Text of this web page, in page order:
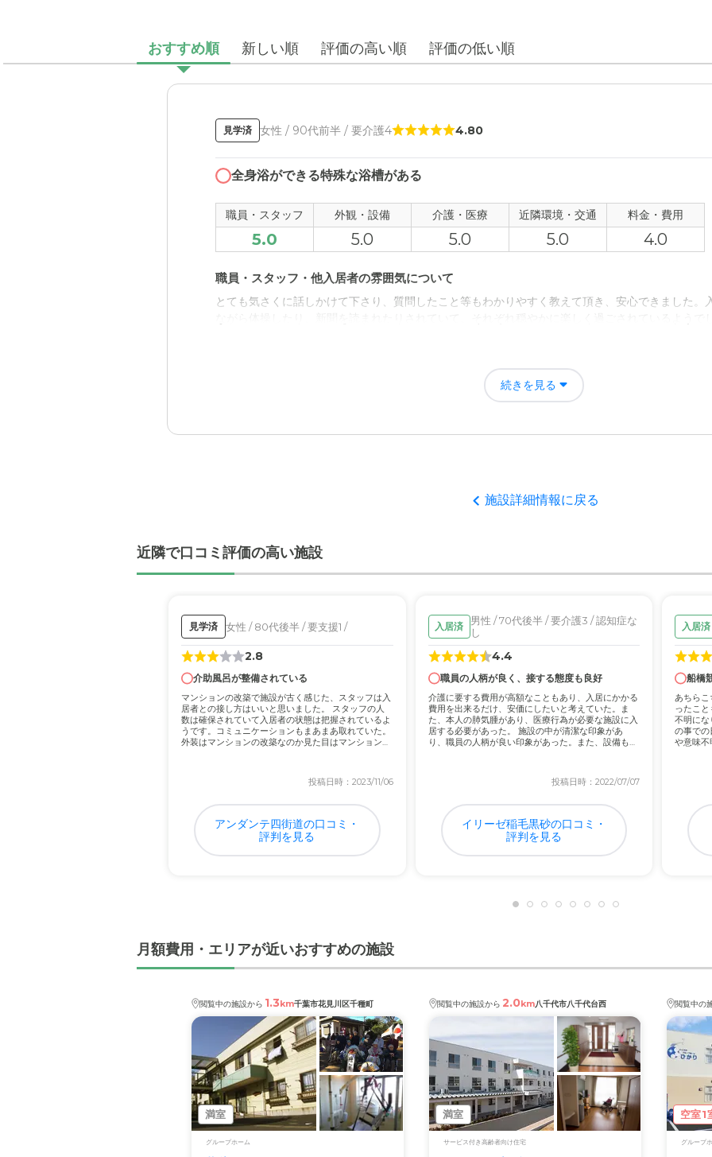
おすすめ順 新しい順 評価の高い順 評価の低い順
見学済 女性 / 90代前半 / 要介護4 4.80
全身浴ができる特殊な浴槽がある
職員・スタッフ 外観・設備 介護・医療 近隣環境・交通 料金・費用
5.0 5.0 5.0 5.0 4.0
職員・スタッフ・他入居者の雰囲気について
とても気さくに話しかけて下さり、質問したこと等もわかりやすく教えて頂き、安心できました。
新しいグループホームで、外装・内装とても綺麗です。立地もいいので、全室居室も全て明るく、
た快適な感じでした。とても清潔感があるのがいいと思いました。あと、お風呂が他にはなかなか
すぐ近くに公園があり、小学校もあって自然を楽しめたり、子供たちの声が聞こえるのは活気があ
えるので、良い環境だと感じました。
グループホームは、きめ細かいお世話をして下さったり、自宅ではできない手厚いフォローもある
は仕方がないかなと思いました。
続きを見る
施設詳細情報に戻る
近隣で口コミ評価の高い施設
見学済 女性 / 80代後半 / 要支援1 /
2.8
介助風呂が整備されている
マンションの改築で施設が古く感じた、スタッフは入
居者との接し方はいいと思いました。 スタッフの人
数は確保されていて入居者の状態は把握されているよ
うです。コミュニケーションもまあまあ取れていた。
外装はマンションの改築なのか見た目はマンション的
投稿日時：2023/11/06
アンダンテ四街道の口コミ・
評判を見る
入居済
男性 / 70代後半 / 要介護3 / 認知症な
し
4.4
職員の人柄が良く、接する態度も良好
介護に要する費用が高額なこともあり、入居にかかる
費用を出来るだけ、安価にしたいと考えていた。ま
た、本人の肺気腫があり、医療行為が必要な施設に入
居する必要があった。 施設の中が清潔な印象があ
り、職員の人柄が良い印象があった。また、設備も充
投稿日時：2022/07/07
イリーゼ稲毛黒砂の口コミ・
評判を見る
入居済
船橋
あちら
ったこ
不明に
の事で
や意味
月額費用・エリアが近いおすすめの施設
閲覧中の施設から 1.3km千葉市花見川区千種町
満室
グループホーム
閲覧中の施設から 2.0km八千代市八千代台西
満室
サービス付き高齢者向け住宅
閲覧中の
空室1
グループ